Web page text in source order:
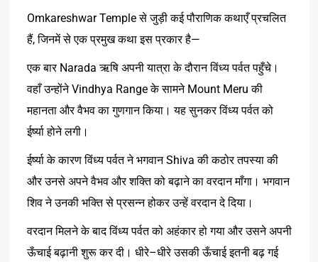
Omkareshwar Temple से जुड़ी कई पौराणिक कथाएँ प्रचलित
हैं,जिनमें से एक प्रमुख कथा इस प्रकार है—
एक बार Narada ऋषि अपनी यात्रा के दौरान विंध्य पर्वत पहुँचे।
वहाँ उन्होंने Vindhya Range के सामने Mount Meru की
महानता और वैभव का गुणगान किया। यह सुनकर विंध्य पर्वत को
ईर्ष्या होने लगी।
ईर्ष्या के कारण विंध्य पर्वत ने भगवान Shiva की कठोर तपस्या की
और उनसे अपने वैभव और शक्ति को बढ़ाने का वरदान माँगा। भगवान
शिव ने उनकी भक्ति से प्रसन्न होकर उन्हें वरदान दे दिया।
वरदान मिलने के बाद विंध्य पर्वत को अहंकार हो गया और उसने अपनी
ऊँचाई बढ़ानी शुरू कर दी। धीरे–धीरे उसकी ऊँचाई इतनी बढ़ गई